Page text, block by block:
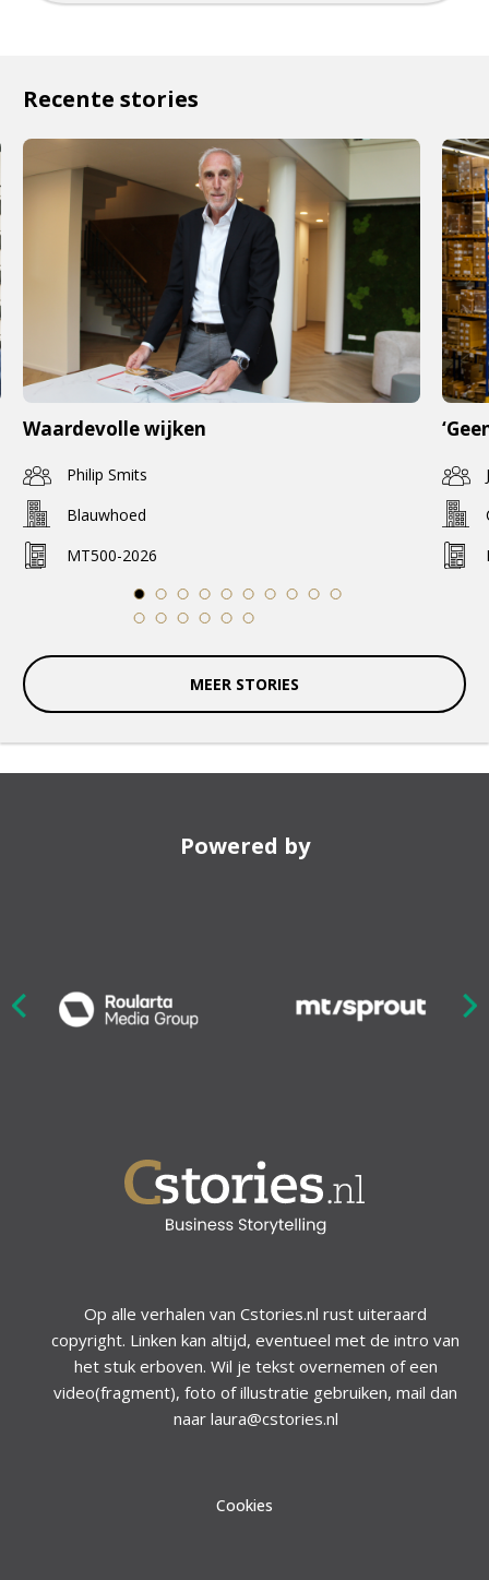
Recente stories
Waardevolle wijken
Philip Smits
Blauwhoed
MT500-2026
1
2 3 4 5 6 7 8 9
10
11 12 13 14 15 16
MEER STORIES
Powered by
Op alle verhalen van Cstories.nl rust uiteraard
copyright. Linken kan altijd, eventueel met de intro van
het stuk erboven. Wil je tekst overnemen of een
video(fragment), foto of illustratie gebruiken, mail dan
naar laura@cstories.nl
Cookies